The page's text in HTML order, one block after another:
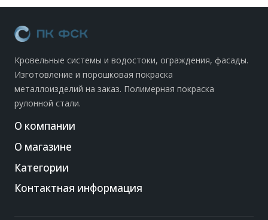
Кровельные системы и водостоки, ограждения, фасады.
Изготовление и порошковая покраска
металлоизделий на заказ. Полимерная покраска
рулонной стали.
О компании
О магазине
Категории
Контактная информация